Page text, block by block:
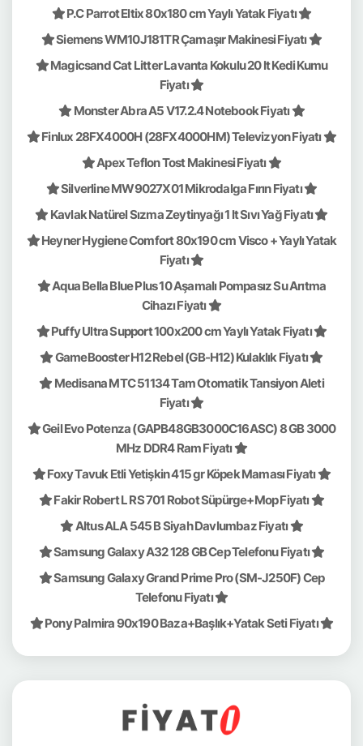
P.C Parrot Eltix 80x180 cm Yaylı Yatak Fiyatı
Siemens WM10J181TR Çamaşır Makinesi Fiyatı
Magicsand Cat Litter Lavanta Kokulu 20 lt Kedi Kumu
Fiyatı
Monster Abra A5 V17.2.4 Notebook Fiyatı
Finlux 28FX4000H (28FX4000HM) Televizyon Fiyatı
Apex Teflon Tost Makinesi Fiyatı
Silverline MW9027X01 Mikrodalga Fırın Fiyatı
Kavlak Natürel Sızma Zeytinyağı 1 lt Sıvı Yağ Fiyatı
Heyner Hygiene Comfort 80x190 cm Visco + Yaylı Yatak
Fiyatı
Aqua Bella Blue Plus 10 Aşamalı Pompasız Su Arıtma
Cihazı Fiyatı
Puffy Ultra Support 100x200 cm Yaylı Yatak Fiyatı
GameBooster H12 Rebel (GB-H12) Kulaklık Fiyatı
Medisana MTC 51134 Tam Otomatik Tansiyon Aleti
Fiyatı
Geil Evo Potenza (GAPB48GB3000C16ASC) 8 GB 3000
MHz DDR4 Ram Fiyatı
Foxy Tavuk Etli Yetişkin 415 gr Köpek Maması Fiyatı
Fakir Robert L RS 701 Robot Süpürge+Mop Fiyatı
Altus ALA 545 B Siyah Davlumbaz Fiyatı
Samsung Galaxy A32 128 GB Cep Telefonu Fiyatı
Samsung Galaxy Grand Prime Pro (SM-J250F) Cep
Telefonu Fiyatı
Pony Palmira 90x190 Baza+Başlık+Yatak Seti Fiyatı